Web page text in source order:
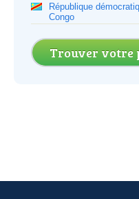
République
Congo
Trouver votre